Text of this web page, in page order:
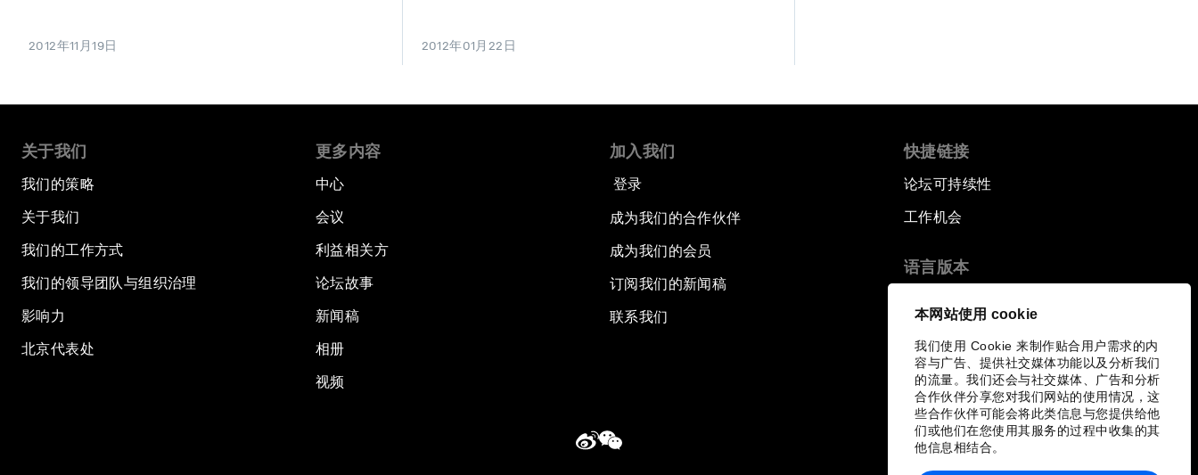
本网站使用 cookie
我们使用 Cookie 来制作贴合用户需求的内
容与广告、提供社交媒体功能以及分析我们
的流量。我们还会与社交媒体、广告和分析
合作伙伴分享您对我们网站的使用情况，这
些合作伙伴可能会将此类信息与您提供给他
们或他们在您使用其服务的过程中收集的其
他信息相结合。
2012年11月19日 2012年01月22日
关于我们
我们的策略
关于我们
我们的工作方式
我们的领导团队与组织治理
影响力
北京代表处
更多内容
中心
会议
利益相关方
论坛故事
新闻稿
相册
视频
加入我们
登录
成为我们的合作伙伴
成为我们的会员
订阅我们的新闻稿
联系我们
快捷链接
论坛可持续性
工作机会
语言版本